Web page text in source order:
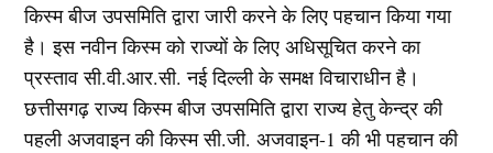
किस्म बीज उपसमिति द्वारा जारी करने के लिए पहचान किया गया
है। इस नवीन किस्म को राज्यों के लिए अधिसूचित करने का
प्रस्ताव सी.वी.आर.सी. नई दिल्ली के समक्ष विचाराधीन है।
छत्तीसगढ़ राज्य किस्म बीज उपसमिति द्वारा राज्य हेतु केन्द्र की
पहली अजवाइन की किस्म सी.जी. अजवाइन-1 की भी पहचान की